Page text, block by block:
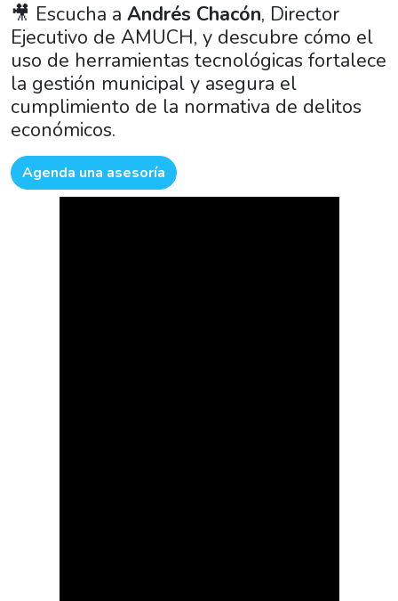
🎥 Escucha a Andrés Chacón, Director
Ejecutivo de AMUCH, y descubre cómo el
uso de herramientas tecnológicas fortalece
la gestión municipal y asegura el
cumplimiento de la normativa de delitos
económicos.
Agenda una asesoría